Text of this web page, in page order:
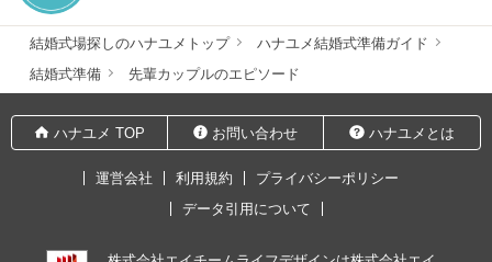
結婚式場探しのハナユメトップ
ハナユメ結婚式準備ガイド
結婚式準備
先輩カップルのエピソード
ハナユメ TOP お問い合わせ ハナユメとは
運営会社 利用規約
プライバシーポリシー
データ引用について